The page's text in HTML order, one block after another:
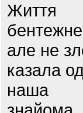
Життя
але не
казала
наша